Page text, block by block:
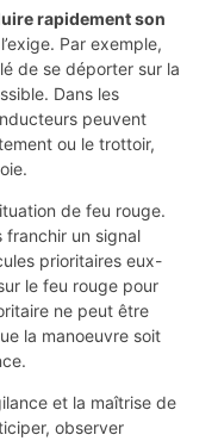
rapidement son
Par exemple,
de se déporter sur la
Dans les
peuvent
ou le trottoir,
de feu rouge.
franchir un signal
prioritaires eux-
le feu rouge pour
ne peut être
la manoeuvre soit
et la maîtrise de
observer